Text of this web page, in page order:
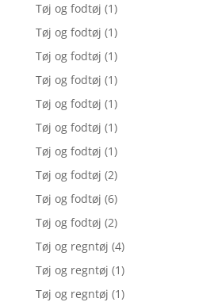
Tøj og fodtøj (1)
Tøj og fodtøj (1)
Tøj og fodtøj (1)
Tøj og fodtøj (1)
Tøj og fodtøj (1)
Tøj og fodtøj (1)
Tøj og fodtøj (1)
Tøj og fodtøj (2)
Tøj og fodtøj (6)
Tøj og fodtøj (2)
Tøj og regntøj (4)
Tøj og regntøj (1)
Tøj og regntøj (1)